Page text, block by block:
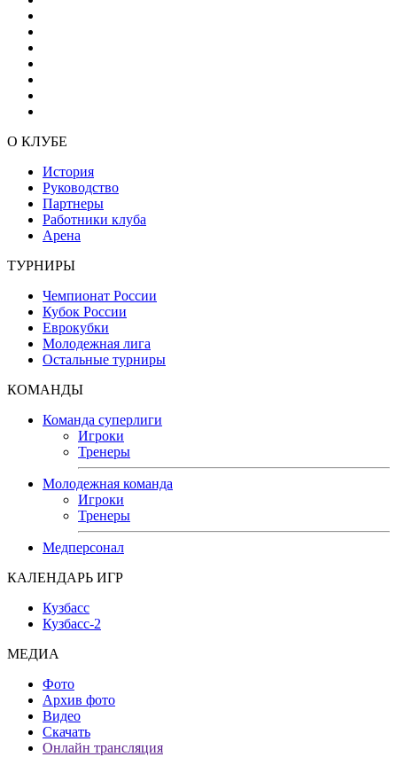
О КЛУБЕ
История
Руководство
Партнеры
Работники клуба
Арена
ТУРНИРЫ
Чемпионат России
Кубок России
Еврокубки
Молодежная лига
Остальные турниры
КОМАНДЫ
Команда суперлиги
Игроки
Тренеры
Молодежная команда
Игроки
Тренеры
Медперсонал
КАЛЕНДАРЬ ИГР
Кузбасс
Кузбасс-2
МЕДИА
Фото
Архив фото
Видео
Скачать
Онлайн трансляция